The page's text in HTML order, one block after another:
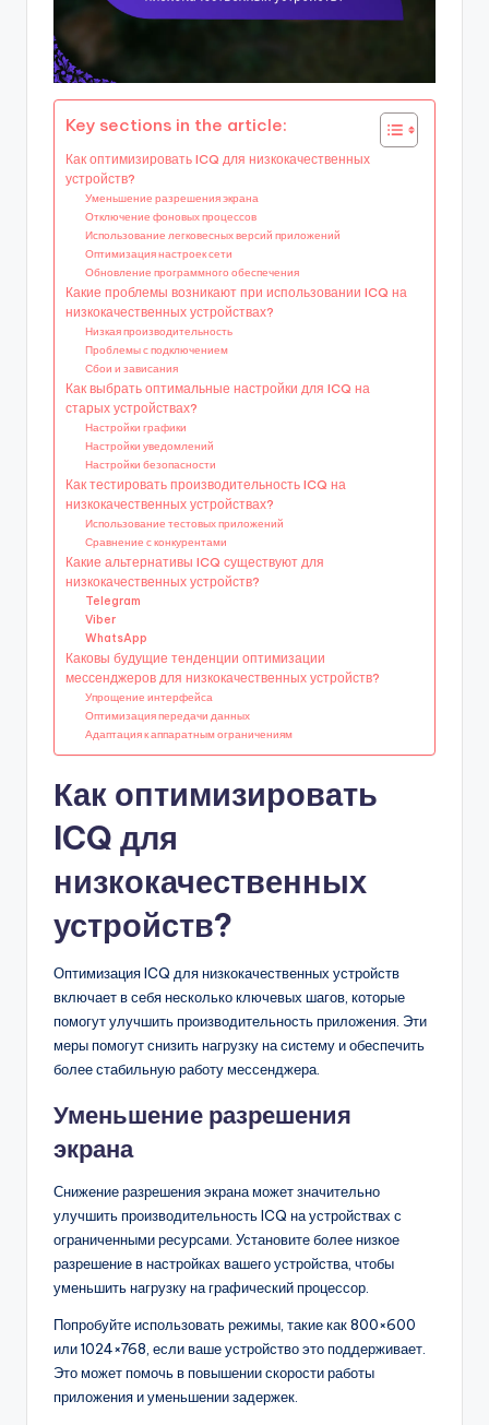
Key sections in the article:
Как оптимизировать ICQ для низкокачественных
устройств?
Уменьшение разрешения экрана
Отключение фоновых процессов
Использование легковесных версий приложений
Оптимизация настроек сети
Обновление программного обеспечения
Какие проблемы возникают при использовании ICQ на
низкокачественных устройствах?
Низкая производительность
Проблемы с подключением
Сбои и зависания
Как выбрать оптимальные настройки для ICQ на
старых устройствах?
Настройки графики
Настройки уведомлений
Настройки безопасности
Как тестировать производительность ICQ на
низкокачественных устройствах?
Использование тестовых приложений
Сравнение с конкурентами
Какие альтернативы ICQ существуют для
низкокачественных устройств?
Telegram
Viber
WhatsApp
Каковы будущие тенденции оптимизации
мессенджеров для низкокачественных устройств?
Упрощение интерфейса
Оптимизация передачи данных
Адаптация к аппаратным ограничениям
Как оптимизировать
ICQ для
низкокачественных
устройств?
Оптимизация ICQ для низкокачественных устройств
включает в себя несколько ключевых шагов, которые
помогут улучшить производительность приложения. Эти
меры помогут снизить нагрузку на систему и обеспечить
более стабильную работу мессенджера.
Уменьшение разрешения
экрана
Снижение разрешения экрана может значительно
улучшить производительность ICQ на устройствах с
ограниченными ресурсами. Установите более низкое
разрешение в настройках вашего устройства, чтобы
уменьшить нагрузку на графический процессор.
Попробуйте использовать режимы, такие как 800×600
или 1024×768, если ваше устройство это поддерживает.
Это может помочь в повышении скорости работы
приложения и уменьшении задержек.